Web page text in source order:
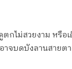
กไม่สวยงาม หรื
จบดบังลานสายต